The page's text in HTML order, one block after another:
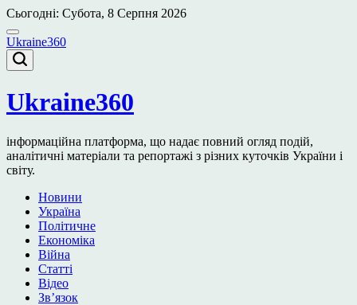
Перейти
до
вмісту
Сьогодні: Субота, 8 Серпня 2026
Ukraine360
Ukraine360
інформаційна платформа, що надає повний огляд подій,
аналітичні матеріали та репортажі з різних куточків України і
світу.
Новини
Україна
Політичне
Економіка
Війна
Статті
Відео
Зв’язок